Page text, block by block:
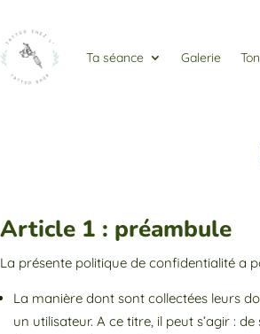
Ta séance Galerie
Article 1 : préambule
La présente politique de confidentialité a
La manière dont sont collectées leurs
un utilisateur. A ce titre, il peut s’agir :